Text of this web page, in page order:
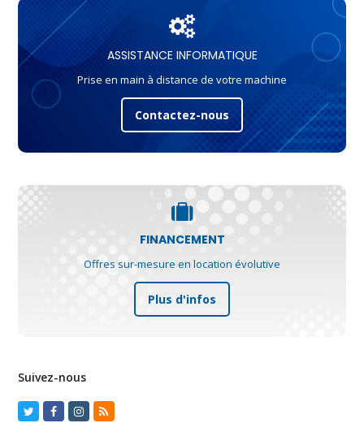
ASSISTANCE INFORMATIQUE
Prise en main à distance de votre machine
Contactez-nous
FINANCEMENT
Offres sur-mesure en location évolutive
Plus d'infos
Suivez-nous
TwitterFacebook
Instagram
RSS